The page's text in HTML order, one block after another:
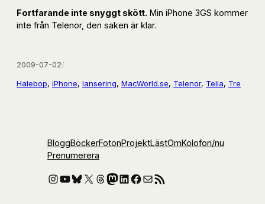
Fortfarande inte snyggt skött. Min iPhone 3GS kommer
inte från Telenor, den saken är klar.
2009-07-02/
Halebop, iPhone, lansering, MacWorld.se, Telenor, Telia, Tre
BloggBöckerFotonProjektLästOmKolofon/nu
Prenumerera
Instagram
YouTube
Bluesky
X Threads
Mastodon
LinkedIn
Facebook
E-postRSS-flöde